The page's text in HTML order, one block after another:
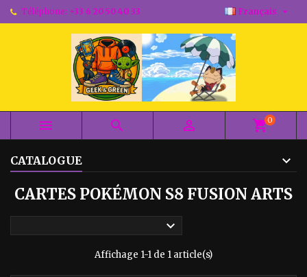
Téléphone: +33 6 20 50 40 33 Français 
   shopping_cart0
CATALOGUE
CARTES POKÉMON S8 FUSION ARTS

Affichage 1-1 de 1 article(s)